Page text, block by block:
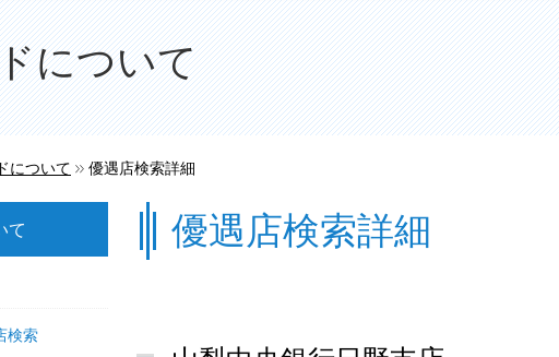
について
について >> 優遇店検索詳細
優遇店検索詳細
て
検索